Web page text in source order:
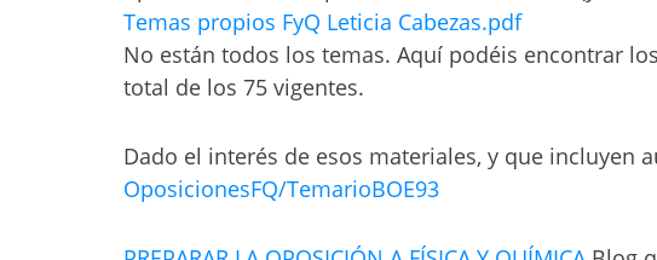
Temas propios FyQ Leticia Cabezas.pdf
No están todos los temas. Aquí podéis encontrar
total de los 75 vigentes.
Dado el interés de esos materiales, y que
OposicionesFQ/TemarioBOE93